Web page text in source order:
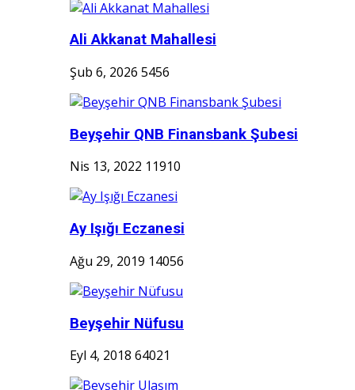
Ali Akkanat Mahallesi
Şub 6, 2026 5456
Beyşehir QNB Finansbank Şubesi
Nis 13, 2022 11910
Ay Işığı Eczanesi
Ağu 29, 2019 14056
Beyşehir Nüfusu
Eyl 4, 2018 64021